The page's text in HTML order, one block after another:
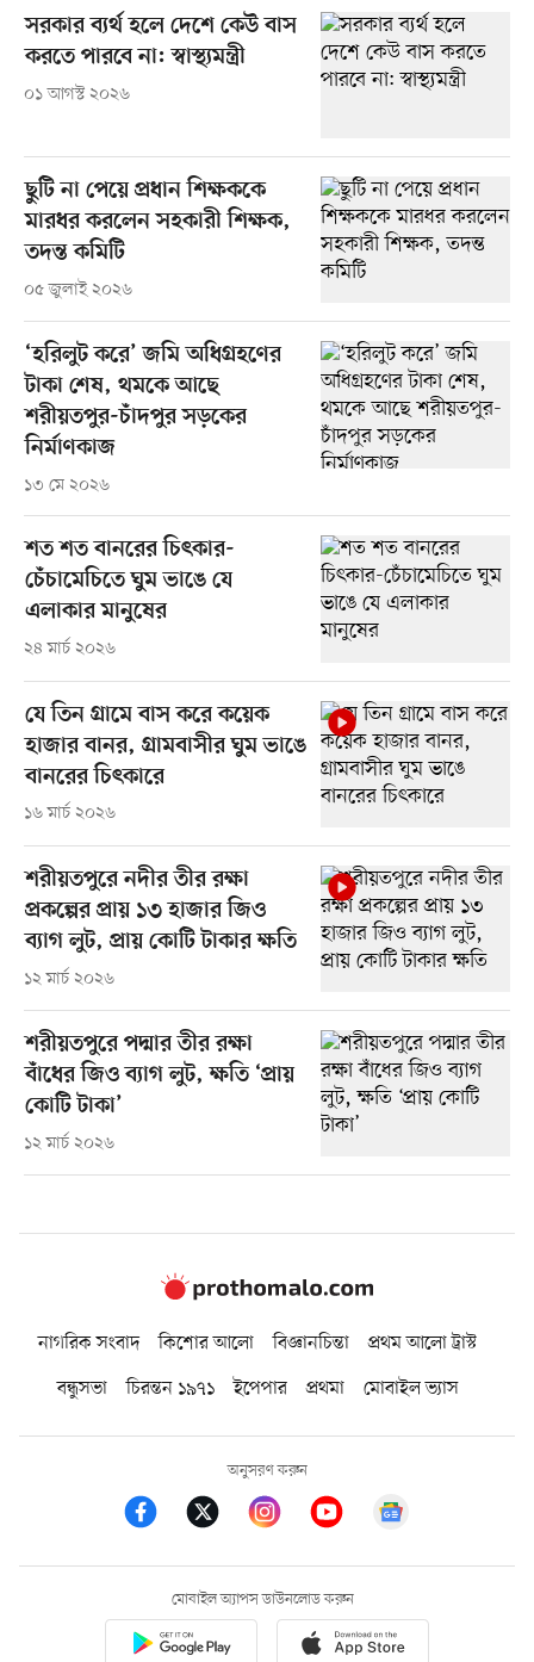
সরকার ব্যর্থ হলে দেশে কেউ বাস
করতে পারবে না: স্বাস্থ্যমন্ত্রী
০১ আগস্ট ২০২৬
ছুটি না পেয়ে প্রধান শিক্ষককে
মারধর করলেন সহকারী শিক্ষক,
তদন্ত কমিটি
০৫ জুলাই ২০২৬
‘হরিলুট করে’ জমি অধিগ্রহণের
টাকা শেষ, থমকে আছে
শরীয়তপুর-চাঁদপুর সড়কের
নির্মাণকাজ
১৩ মে ২০২৬
শত শত বানরের চিৎকার-
চেঁচামেচিতে ঘুম ভাঙে যে
এলাকার মানুষের
২৪ মার্চ ২০২৬
যে তিন গ্রামে বাস করে কয়েক
হাজার বানর, গ্রামবাসীর ঘুম ভাঙে
বানরের চিৎকারে
১৬ মার্চ ২০২৬
শরীয়তপুরে নদীর তীর রক্ষা
প্রকল্পের প্রায় ১৩ হাজার জিও
ব্যাগ লুট, প্রায় কোটি টাকার ক্ষতি
১২ মার্চ ২০২৬
শরীয়তপুরে পদ্মার তীর রক্ষা
বাঁধের জিও ব্যাগ লুট, ক্ষতি ‘প্রায়
কোটি টাকা’
১২ মার্চ ২০২৬
নাগরিক সংবাদ কিশোর আলো বিজ্ঞানচিন্তা
প্রথম আলো ট্রাস্ট
বন্ধুসভা
চিরন্তন ১৯৭১ ইপেপার প্রথমা মোবাইল ভ্যাস
অনুসরণ করুন
মোবাইল অ্যাপস ডাউনলোড করুন